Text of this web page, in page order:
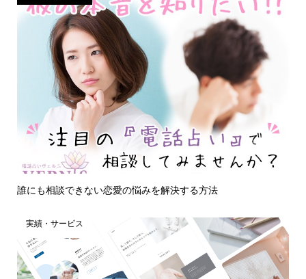
誰にも相談できない恋愛の悩みを解決する方法
実績・サービス